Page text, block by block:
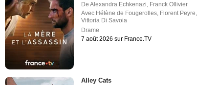
DeAlexandra Echkenazi, Franck Ollivier
Avec Hélène de Fougerolles, Florent Peyre,
Vittoria Di Savoia
Drame
7 août 2026 sur France.TV
Alley Cats